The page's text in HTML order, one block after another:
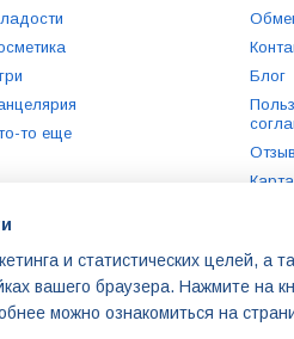
то еще
Блог
и статистических целей, а
вашего браузера. Нажмите на
можно ознакомиться на